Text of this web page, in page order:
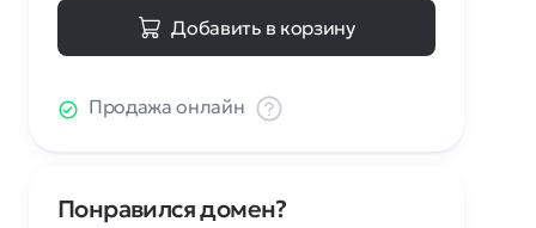
Добавить в корзину
Продажа онлайн
Понравился домен?